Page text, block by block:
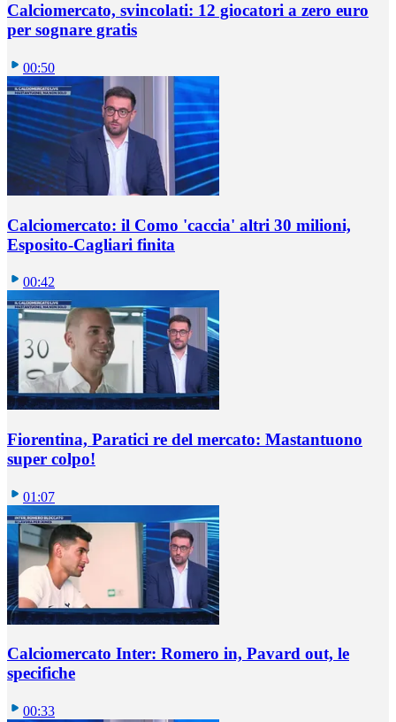
Calciomercato, svincolati: 12 giocatori a zero euro
per sognare gratis
00:50
Calciomercato: il Como 'caccia' altri 30 milioni,
Esposito-Cagliari finita
00:42
Fiorentina, Paratici re del mercato: Mastantuono
super colpo!
01:07
Calciomercato Inter: Romero in, Pavard out, le
specifiche
00:33